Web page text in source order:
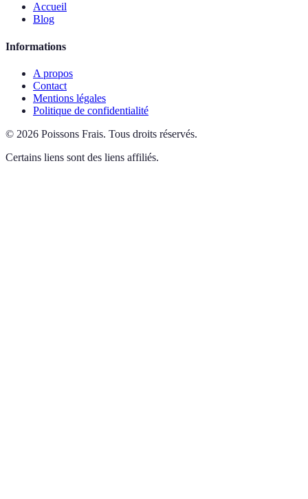
Accueil
Blog
Informations
A propos
Contact
Mentions légales
Politique de confidentialité
© 2026 Poissons Frais. Tous droits réservés.
Certains liens sont des liens affiliés.